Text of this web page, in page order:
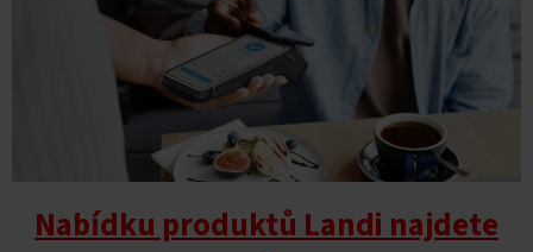
Nabídku produktů Landi najdete